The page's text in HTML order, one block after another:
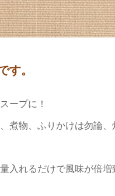
す。
ープに！
煮物、ふりかけは勿論、
入れるだけで風味が倍増